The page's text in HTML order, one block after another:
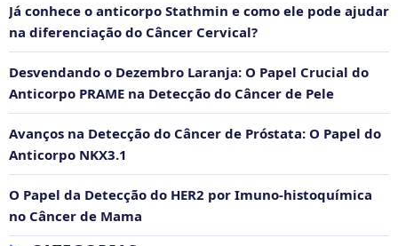
Já conhece o anticorpo Stathmin e como ele pode ajudar
na diferenciação do Câncer Cervical?
Desvendando o Dezembro Laranja: O Papel Crucial do
Anticorpo PRAME na Detecção do Câncer de Pele
Avanços na Detecção do Câncer de Próstata: O Papel do
Anticorpo NKX3.1
O Papel da Detecção do HER2 por Imuno-histoquímica
no Câncer de Mama